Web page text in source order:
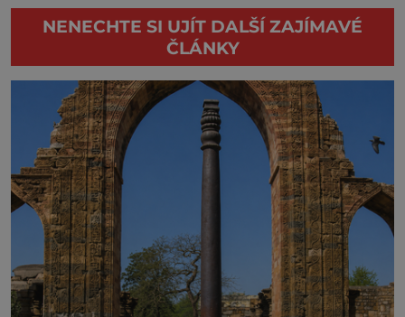
NENECHTE SI UJÍT DALŠÍ ZAJÍMAVÉ
ČLÁNKY